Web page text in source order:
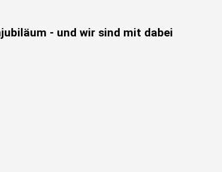
- und wir sind mit dabei